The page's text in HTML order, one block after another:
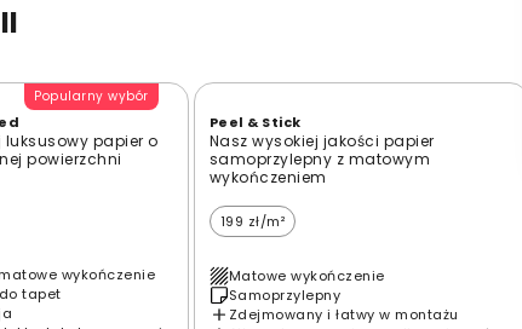
Popularny wybór
papier o
powierzchni
wykończenie
tapet
Peel & Stick
Nasz wysokiej jakości papier
samoprzylepny z matowym
wykończeniem
199 zł/m²
Matowe wykończenie
Samoprzylepny
Zdejmowany i łatwy w montażu